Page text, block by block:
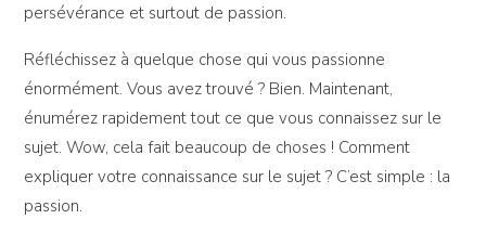
persévérance et surtout de passion.
Réfléchissez à quelque chose qui vous passionne
énormément. Vous avez trouvé ? Bien. Maintenant,
énumérez rapidement tout ce que vous connaissez sur le
sujet. Wow, cela fait beaucoup de choses ! Comment
expliquer votre connaissance sur le sujet ? C’est simple : la
passion.